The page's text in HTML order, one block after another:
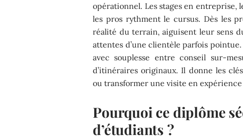
opérationnel. Les stages en entreprise,
les pros rythment le cursus. Dès les
réalité du terrain, aiguisent leur sens
attentes d’une clientèle parfois pointue.
avec souplesse entre conseil sur-
d’itinéraires originaux. Il donne les
ou transformer une visite en
Pourquoi ce diplôme
d’étudiants ?